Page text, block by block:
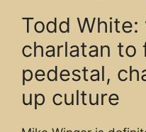
Todd
charlatan to
pedestal,
up culture